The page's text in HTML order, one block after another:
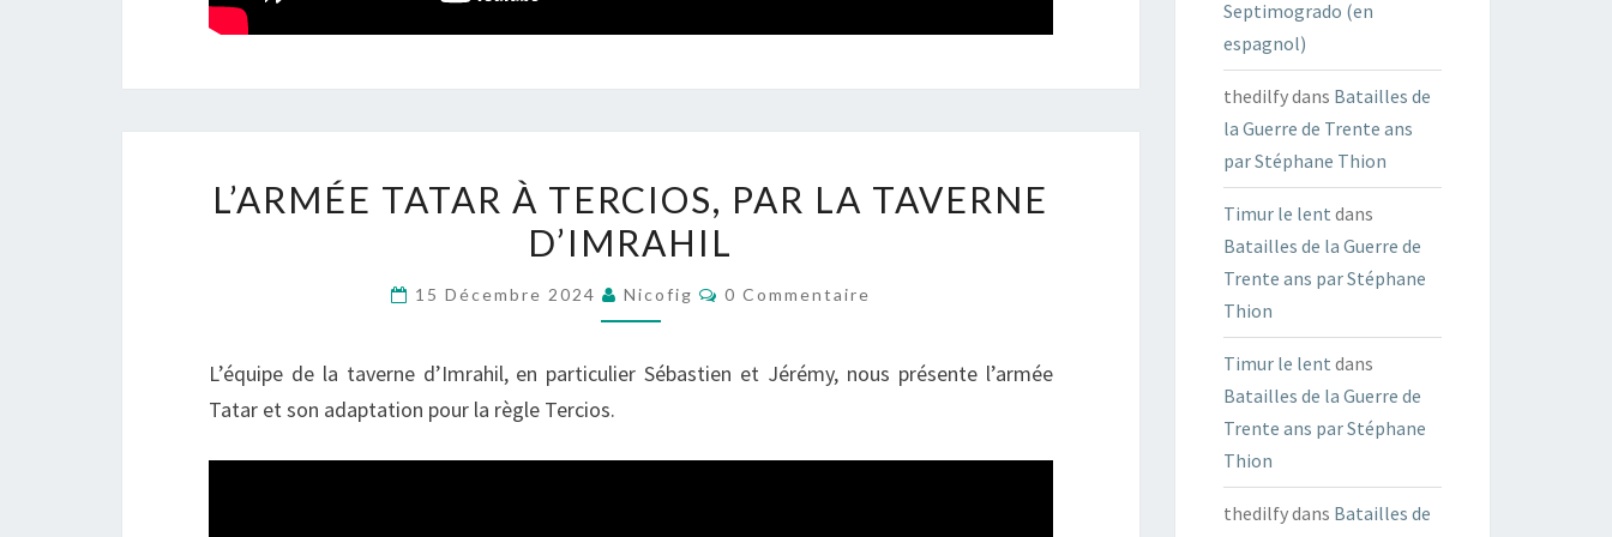
TATAR
À
PAR
TAVERNE
L’ARMÉE TATAR À TERCIOS, PAR LA TAVERNE
D’IMRAHIL
15 Décembre 2024 Nicofig Commentaires
0 Commentaire
L’équipe de la taverne d’Imrahil, en particulier Sébastien et Jérémy, nous présente l’armée
Tatar et son adaptation pour la règle Tercios.
Septimogrado (en
espagnol)
thedilfydans Batailles de
la Guerre de Trente ans
par Stéphane Thion
Timur le lent dans
Batailles de la Guerre de
Trente ans par Stéphane
Thion
Timur le lent dans
Batailles de la Guerre de
Trente ans par Stéphane
Thion
thedilfydans Batailles de